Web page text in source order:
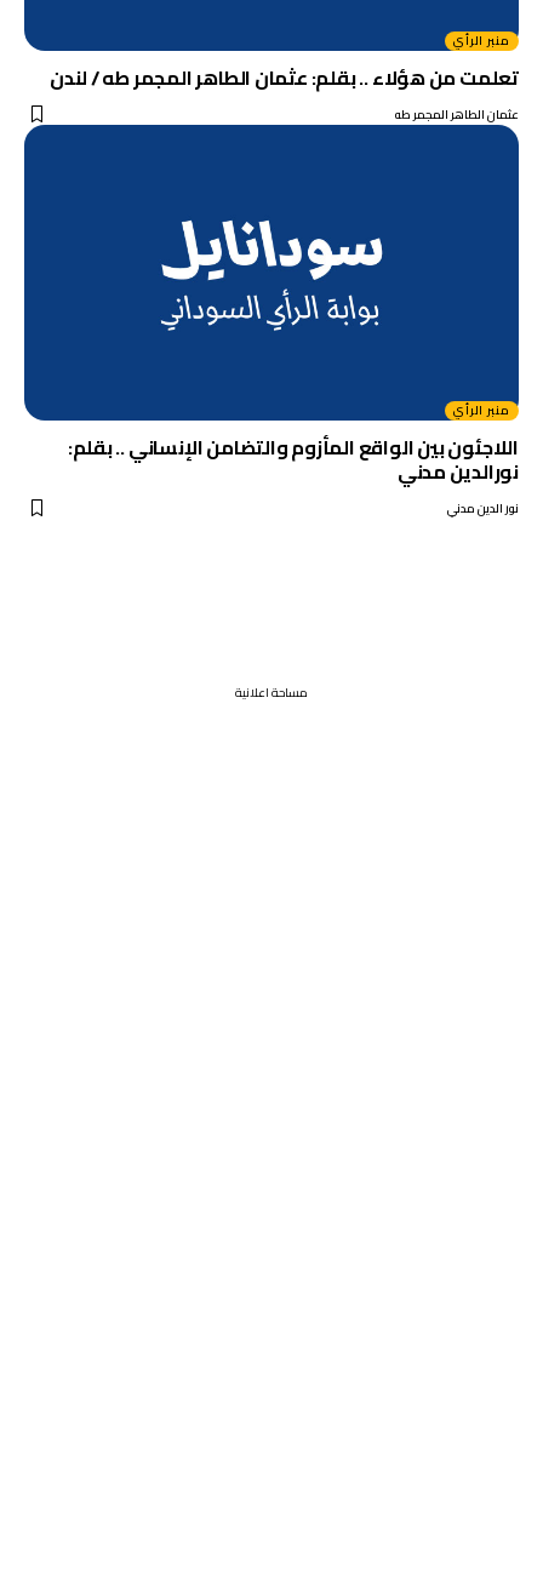
منبر الرأي
تعلمت من هؤلاء .. بقلم: عثمان الطاهر المجمر طه / لندن
عثمان الطاهر المجمر طه
منبر الرأي
اللاجئون بين الواقع المأزوم والتضامن الإنساني .. بقلم:
نورالدين مدني
نور الدين مدني
مساحة اعلانية